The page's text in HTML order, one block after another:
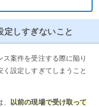
定しすぎないこと
案件を受注する際に陥り
設定しすぎてしまうこと
、以前の現場で受け取って